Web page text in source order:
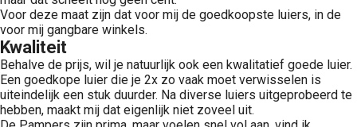
Voor deze maat zijn dat voor mij de goedkoopste luiers, in de
voor mij gangbare winkels.
Kwaliteit
Behalve de prijs, wil je natuurlijk ook een kwalitatief goede luier.
Een goedkope luier die je 2x zo vaak moet verwisselen is
uiteindelijk een stuk duurder. Na diverse luiers uitgeprobeerd te
hebben, maakt mij dat eigenlijk niet zoveel uit.